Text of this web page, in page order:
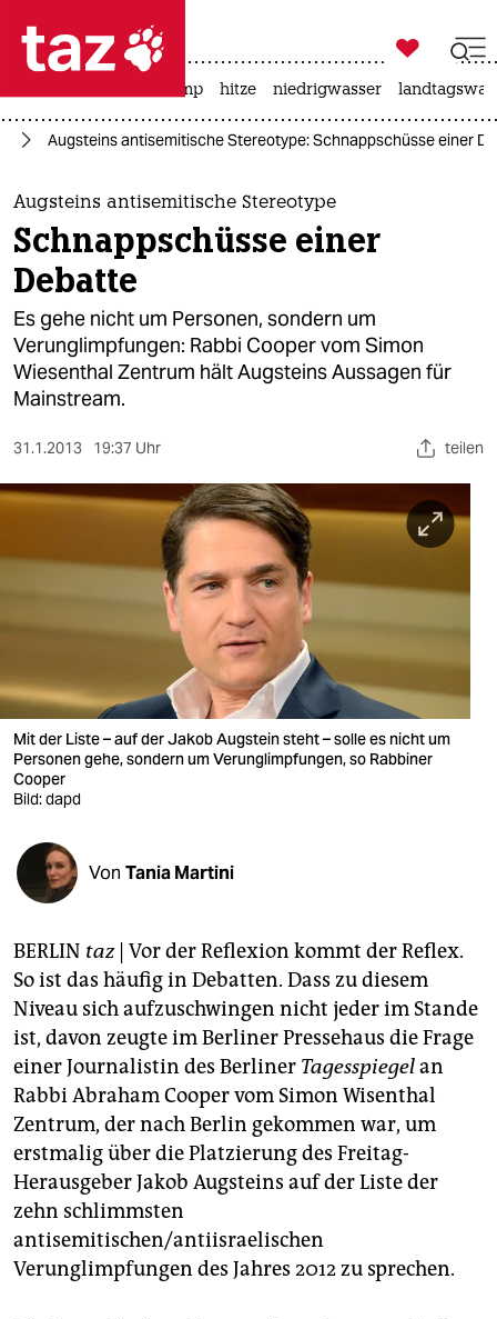
 taz zahl ich
taz zahl ich
themen
politik
öko
gesellschaft
kultur
sport
berlin
verlag
veranstaltungen
shop
unterstützen
genossenschaft
epaper login

taz zahl ich
usa unter trump hitze niedrigwasser
Augsteins antisemitische Stereotype: Schnappschüsse einer
Augsteins antisemitische Stereotype
Schnappschüsse einer
Debatte
Es gehe nicht um Personen, sondern um
Verunglimpfungen: Rabbi Cooper vom Simon
Wiesenthal Zentrum hält Augsteins Aussagen für
Mainstream.
31.1.2013 19:37 Uhr teilen
Mit der Liste – auf der Jakob Augstein steht – solle es nicht um
Personen gehe, sondern um Verunglimpfungen, so Rabbiner
Cooper
Bild: dapd
Von Tania Martini
BERLIN taz| Vor der Reflexion kommt der Reflex.
So ist das häufig in Debatten. Dass zu diesem
Niveau sich aufzuschwingen nicht jeder im Stande
ist, davon zeugte im Berliner Pressehaus die Frage
einer Journalistin des Berliner Tagesspiegelan
Rabbi Abraham Cooper vom Simon Wisenthal
Zentrum, der nach Berlin gekommen war, um
erstmalig über die Platzierung des Freitag-
Herausgeber Jakob Augsteins auf der Liste der
zehn schlimmsten
antisemitischen/antiisraelischen
Verunglimpfungen des Jahres 2012 zu sprechen.